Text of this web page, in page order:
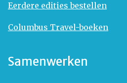
Eerdere edities bestellen
Columbus Travel-boeken
Samenwerken